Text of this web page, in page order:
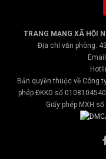
TRANG MẠNG XÃ HỘI
Địa chỉ văn phòng:
Bản quyền thuộc về Công
phép ĐKKD số
Giấy phép MXH